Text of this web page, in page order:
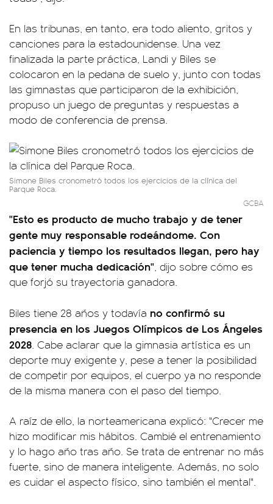
En las tribunas, en tanto, era todo aliento, gritos y
canciones para la estadounidense. Una vez
finalizada la parte práctica, Landi y Biles se
colocaron en la pedana de suelo y, junto con todas
las gimnastas que participaron de la exhibición,
propuso un juego de preguntas y respuestas a
modo de conferencia de prensa.
Simone Biles cronometró todos los ejercicios de la clínica del
Parque Roca.
GCBA
"Esto es producto de mucho trabajo y de tener
gente muy responsable rodeándome. Con
paciencia y tiempo los resultados llegan, pero hay
que tener mucha dedicación", dijo sobre cómo es
que forjó su trayectoria ganadora.
Biles tiene 28 años y todavía no confirmó su
presencia en los Juegos Olímpicos de Los Ángeles
2028. Cabe aclarar que la gimnasia artística es un
deporte muy exigente y, pese a tener la posibilidad
de competir por equipos, el cuerpo ya no responde
de la misma manera con el paso del tiempo.
A raíz de ello, la norteamericana explicó: "Crecer me
hizo modificar mis hábitos. Cambié el entrenamiento
y lo hago año tras año. Se trata de entrenar no más
fuerte, sino de manera inteligente. Además, no solo
es cuidar el aspecto físico, sino también el mental".